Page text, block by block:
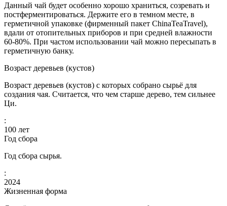
Данный чай будет особенно хорошо храниться, созревать и
постферментироваться. Держите его в темном месте, в
герметичной упаковке (фирменный пакет ChinaTeaTravel),
вдали от отопительных приборов и при средней влажности
60-80%. При частом использовании чай можно пересыпать в
герметичную банку.
Возраст деревьев (кустов)
Возраст деревьев (кустов) с которых собрано сырьё для
создания чая. Считается, что чем старше дерево, тем сильнее
Ци.
:
100 лет
Год сбора
Год сбора сырья.
:
2024
Жизненная форма